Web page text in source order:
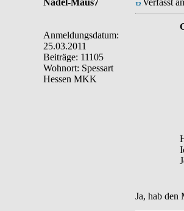
Nadel-Maus7
Anmeldungsdatum:
25.03.2011
Beiträge: 11105
Wohnort: Spessart
Hessen MKK
Verfasst
Ja, hab den